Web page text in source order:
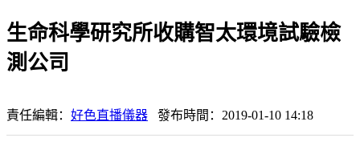
生命科學研究所收購智太環境試驗檢
測公司
責任編輯： 好色直播儀器 發布時間：2019-01-10 14:18